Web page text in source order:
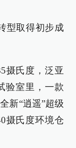
型取得初步成
摄氏度，泛亚
验室里，一款
新“逍遥”超级
摄氏度环境仓